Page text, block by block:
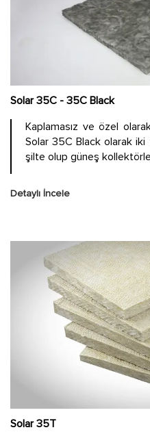
Solar 35C - 35C Black
Kaplamasız ve özel
Solar 35C Black olarak
şilte olup güneş
Detaylı İncele
Solar 35T